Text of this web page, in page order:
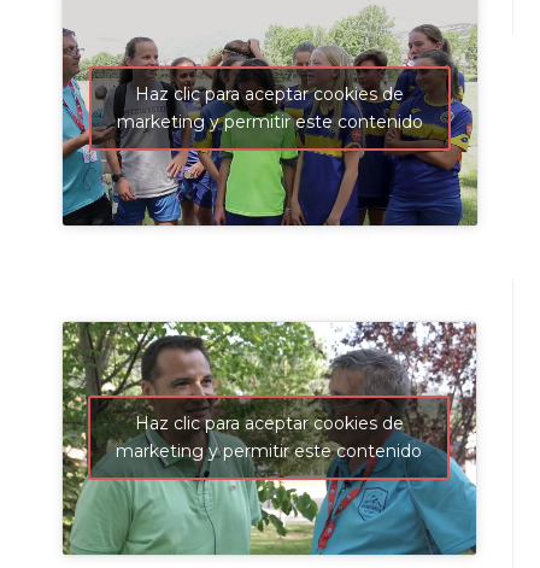
Haz clic para aceptar cookies de
marketing y permitir este contenido
Haz clic para aceptar cookies de
marketing y permitir este contenido